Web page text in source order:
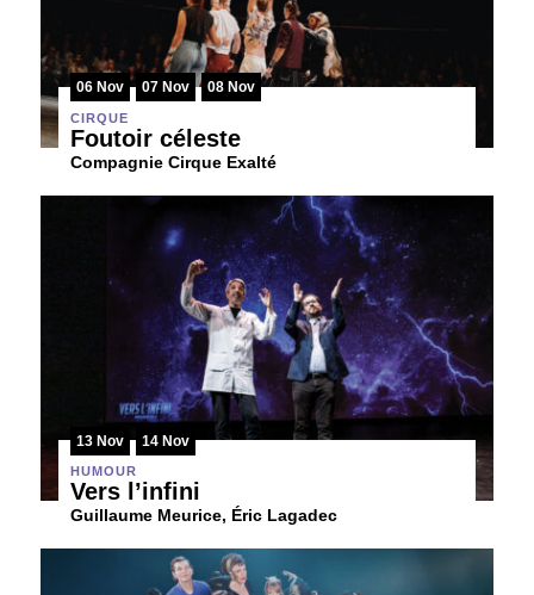
06 Nov 07 Nov 08 Nov
CIRQUE
Foutoir céleste
Compagnie Cirque Exalté
13 Nov 14 Nov
HUMOUR
Vers l’infini
Guillaume Meurice, Éric Lagadec